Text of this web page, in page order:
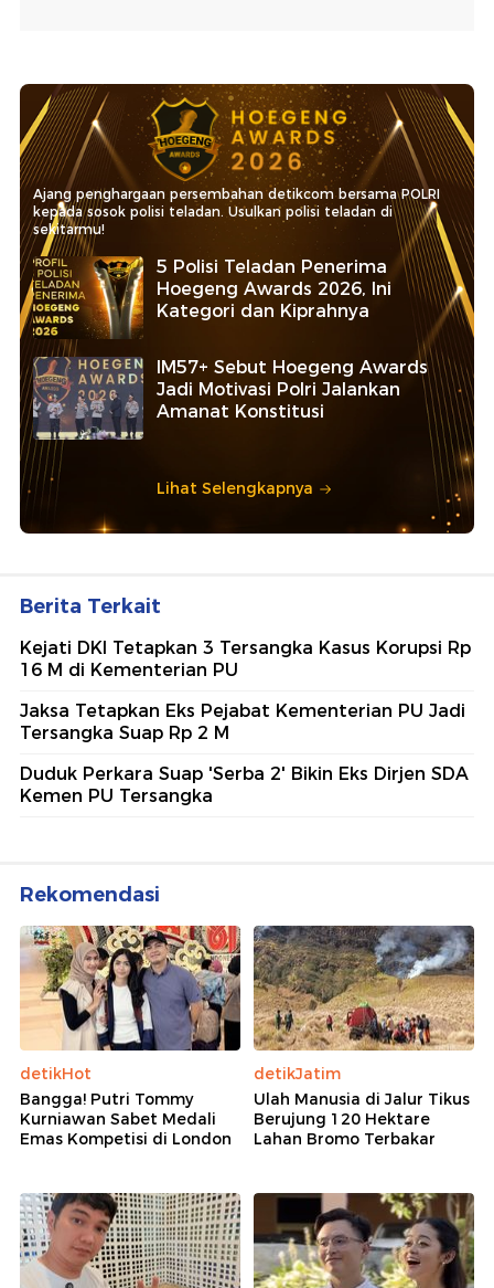
Ajang penghargaan persembahan detikcom bersama POLRI
kepada sosok polisi teladan. Usulkan polisi teladan di
sekitarmu!
5 Polisi Teladan Penerima
Hoegeng Awards 2026, Ini
Kategori dan Kiprahnya
IM57+ Sebut Hoegeng Awards
Jadi Motivasi Polri Jalankan
Amanat Konstitusi
Lihat Selengkapnya
Berita Terkait
Kejati DKI Tetapkan 3 Tersangka Kasus Korupsi Rp
16 M di Kementerian PU
Jaksa Tetapkan Eks Pejabat Kementerian PU Jadi
Tersangka Suap Rp 2 M
Duduk Perkara Suap 'Serba 2' Bikin Eks Dirjen SDA
Kemen PU Tersangka
Rekomendasi
detikHot
Bangga! Putri Tommy
Kurniawan Sabet Medali
Emas Kompetisi di London
detikJatim
Ulah Manusia di Jalur Tikus
Berujung 120 Hektare
Lahan Bromo Terbakar